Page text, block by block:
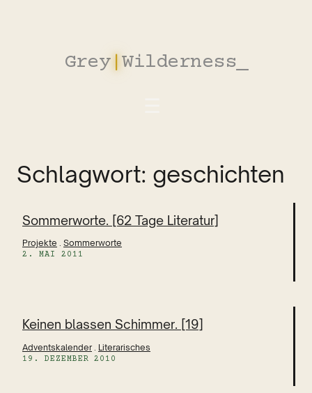
Grey|Wilderness
Schlagwort: geschichten
Sommerworte. [62 Tage Literatur]
Projekte . Sommerworte
2. MAI 2011
Keinen blassen Schimmer. [19]
Adventskalender Literarisches
19. DEZEMBER 2010